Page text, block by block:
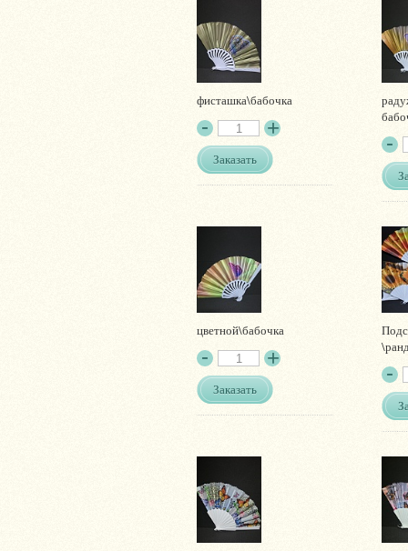
фисташка\бабочка
Заказать
цветной\бабочка
Заказать